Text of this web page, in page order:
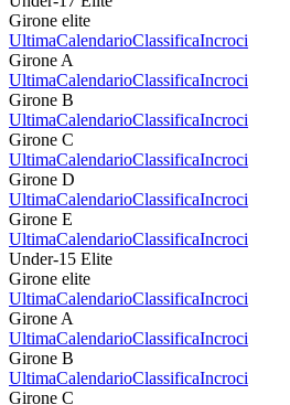
Girone elite
UltimaCalendarioClassificaIncroci
Girone A
UltimaCalendarioClassificaIncroci
Girone B
UltimaCalendarioClassificaIncroci
Girone C
UltimaCalendarioClassificaIncroci
Girone D
UltimaCalendarioClassificaIncroci
Girone E
UltimaCalendarioClassificaIncroci
Under-15 Elite
Girone elite
UltimaCalendarioClassificaIncroci
Girone A
UltimaCalendarioClassificaIncroci
Girone B
UltimaCalendarioClassificaIncroci
Girone C